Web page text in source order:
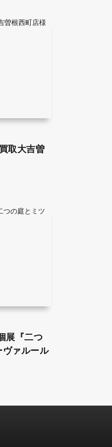
取大吉曽
展『二つ
ヴァルール